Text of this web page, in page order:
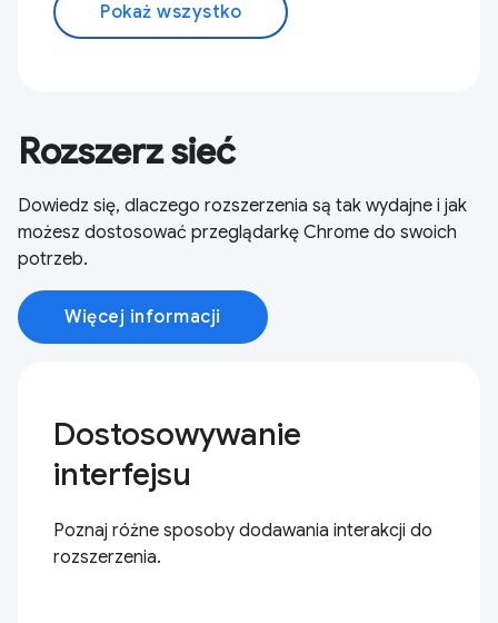
Pokaż wszystko
Rozszerz sieć
Dowiedz się, dlaczego rozszerzenia są tak wydajne i jak
możesz dostosować przeglądarkę Chrome do swoich
potrzeb.
Więcej informacji
Dostosowywanie
interfejsu
Poznaj różne sposoby dodawania interakcji do
rozszerzenia.